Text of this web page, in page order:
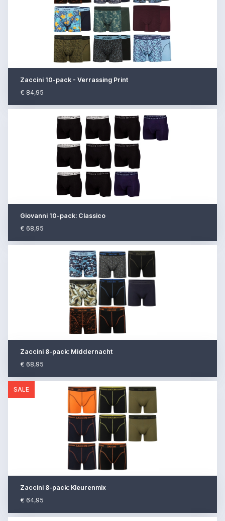
Zaccini 10-pack - Verrassing Print
€ 84,95
Giovanni 10-pack: Classico
€ 68,95
Zaccini 8-pack: Middernacht
€ 68,95
SALE
Zaccini 8-pack: Kleurenmix
€ 64,95